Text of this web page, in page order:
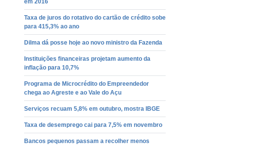
em 2016
Taxa de juros do rotativo do cartão de crédito sobe
para 415,3% ao ano
Dilma dá posse hoje ao novo ministro da Fazenda
Instituições financeiras projetam aumento da
inflação para 10,7%
Programa de Microcrédito do Empreendedor
chega ao Agreste e ao Vale do Açu
Serviços recuam 5,8% em outubro, mostra IBGE
Taxa de desemprego cai para 7,5% em novembro
Bancos pequenos passam a recolher menos